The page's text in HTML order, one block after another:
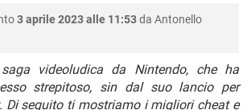
WHATSAPP
WHATSAPP
FACEBOOK
GAMING
WINDOWS 10
WHATSAPP
GAMING
ANDROID
3 aprile 2023 alle 11:53da Antonello
videoludica da Nintendo, che ha
strepitoso, sin dal suo lancio per
Di seguito ti mostriamo i migliori cheat e